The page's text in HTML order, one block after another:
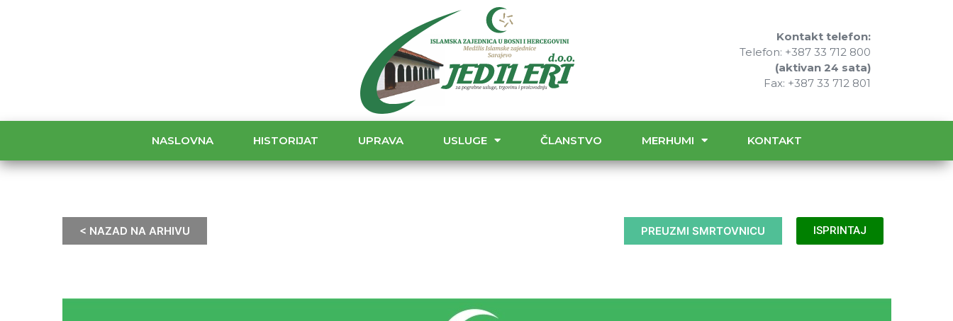
Kontakt telefon:
Telefon: +387 33 712 800
(aktivan 24 sata)
Fax: +387 33 712 801
NASLOVNA HISTORIJAT UPRAVA USLUGE ČLANSTVO MERHUMI KONTAKT
< NAZAD NA ARHIVU PREUZMI SMRTOVNICU ISPRINTAJ